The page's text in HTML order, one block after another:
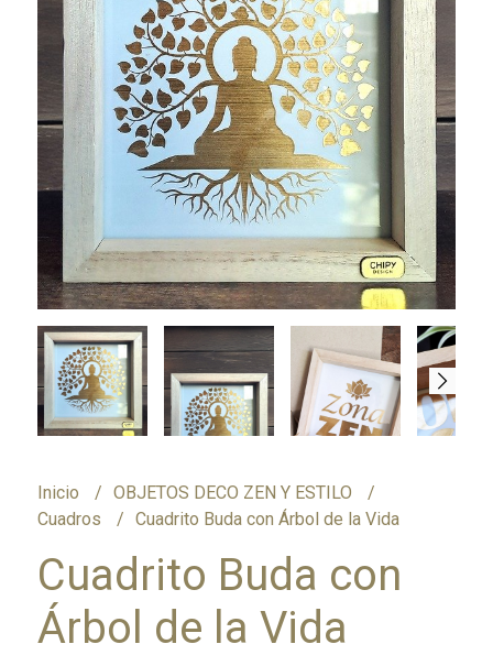
Inicio
OBJETOS DECO ZEN Y ESTILO
Cuadros
Cuadrito Buda con Árbol de la Vida
Cuadrito Buda con
Árbol de la Vida